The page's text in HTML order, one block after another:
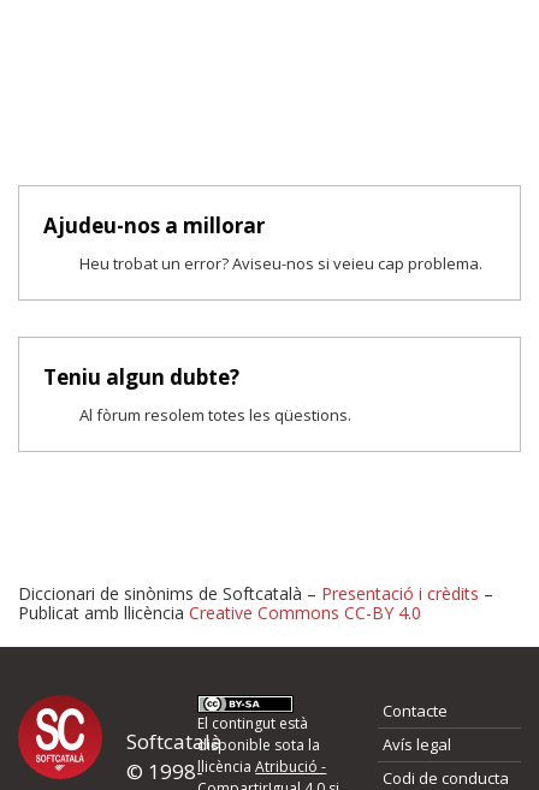
Ajudeu-nos a millorar
Heu trobat un error? Aviseu-nos si veieu cap problema.
Teniu algun dubte?
Al fòrum resolem totes les qüestions.
Proposeu-nos millores o
d'errors
Si heu trobat un error o voleu proposar alguna millora, ompliu els
Diccionari de sinònims de Softcatalà – Presentació i crèdits –
Publicat amb llicència Creative Commons CC-BY 4.0
Softcatalà
© 1998-
El contingut està
disponible sota la
llicènciaAtribució -
Contacte
Avís legal
Codi de conducta